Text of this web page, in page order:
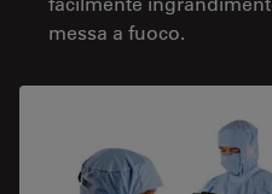
messa a fuoco.